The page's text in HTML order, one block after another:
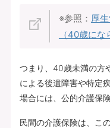
※参照： 厚
（40歳にな
つまり、40歳未満の方
による後遺障害や特定
場合には、公的介護保
民間の介護保険は、こ